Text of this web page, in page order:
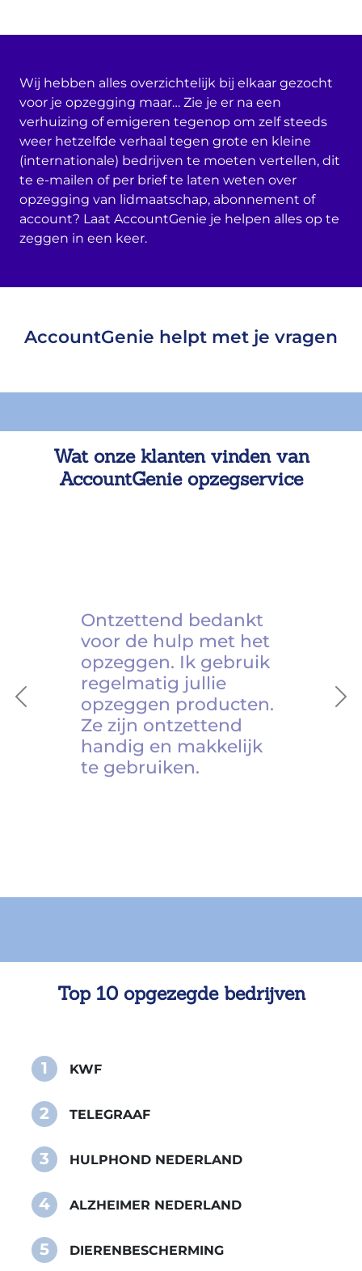
Wij hebben alles overzichtelijk bij elkaar gezocht
voor je opzegging maar… Zie je er na een
verhuizing of emigeren tegenop om zelf steeds
weer hetzelfde verhaal tegen grote en kleine
(internationale) bedrijven te moeten vertellen, dit
te e-mailen of per brief te laten weten over
opzegging van lidmaatschap, abonnement of
account? Laat AccountGenie je helpen alles op te
zeggen in een keer.
AccountGenie helpt met je vragen
Wat onze klanten vinden van
AccountGenie opzegservice
Previous
Ontzettend bedankt
voor de hulp met het
opzeggen. Ik gebruik
regelmatig jullie
opzeggen producten.
Ze zijn ontzettend
handig en makkelijk
te gebruiken.
Top 10 opgezegde bedrijven
1 KWF
2 TELEGRAAF
3 HULPHOND NEDERLAND
4 ALZHEIMER NEDERLAND
5 DIERENBESCHERMING